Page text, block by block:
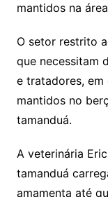
mantidos na
O setor restrito
que necessitam
e tratadores,
mantidos no
tamanduá.
A veterinária
tamanduá
amamenta até